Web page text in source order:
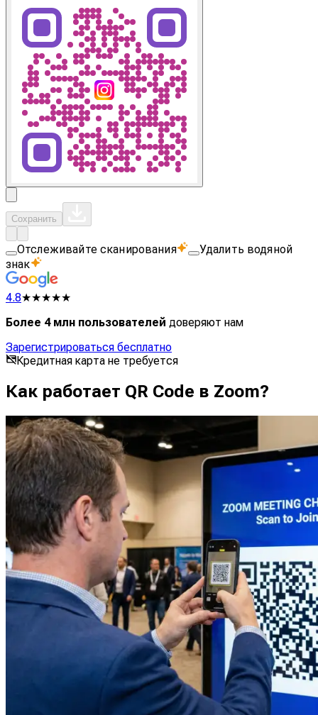
Сохранить
Отслеживайте сканирования
Удалить водяной
знак
4.8★★★★★
Более 4 млн пользователей доверяют нам
Зарегистрироваться бесплатно
Кредитная карта не требуется
Как работает QR Code в Zoom?